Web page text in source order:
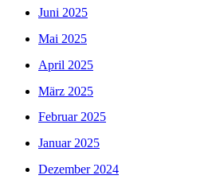
Juni 2025
Mai 2025
April 2025
März 2025
Februar 2025
Januar 2025
Dezember 2024